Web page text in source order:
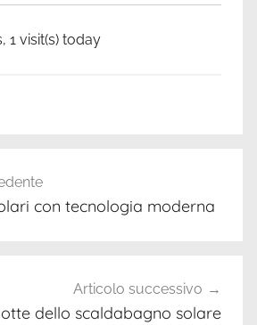
1 visit(s) today
con tecnologia moderna
Articolo successivo
dello scaldabagno solare